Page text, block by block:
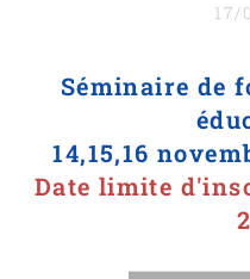
17/
Séminaire de
14,15,16
Date limite